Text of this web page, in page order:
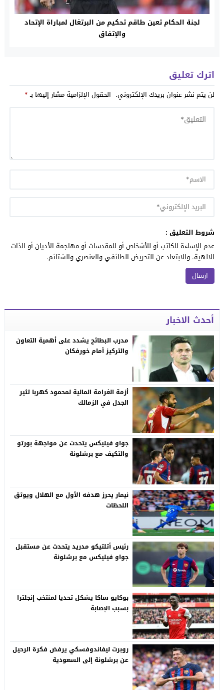
لجنة الحكام تعين طاقم تحكيم من البرتغال لمباراة الإتحاد
والإتفاق
اترك تعليق
لن يتم نشر عنوان بريدك الإلكتروني. الحقول الإلزامية مشار إليها بـ*
شروط التعليق :
عدم الإساءة للكاتب أو للأشخاص أو للمقدسات أو مهاجمة الأديان أو الذات
الالهية. والابتعاد عن التحريض الطائفي والعنصري والشتائم.
أحدث الاخبار
مدرب البطائح يشدد على أهمية التعاون
والتركيز أمام خورفكان
أزمة الغرامة المالية لمحمود كهربا تثير
الجدل في الزمالك
جواو فيليكس يتحدث عن مواجهة بورتو
والتكيف مع برشلونة
نيمار يحرز هدفه الأول مع الهلال ويوثق
اللحظات
رئيس أتلتيكو مدريد يتحدث عن مستقبل
جواو فيليكس مع برشلونة
بوكايو ساكا يشكل تحديا لمنتخب إنجلترا
بسبب الإصابة
روبرت ليفاندوفسكي يرفض فكرة الرحيل
عن برشلونة إلى السعودية